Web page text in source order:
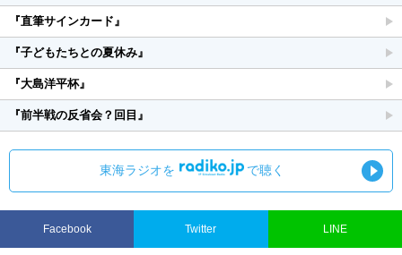
『直筆サインカード』
『子どもたちとの夏休み』
『大島洋平杯』
『前半戦の反省会？回目』
東海ラジオを で聴く
Facebook Twitter LINE